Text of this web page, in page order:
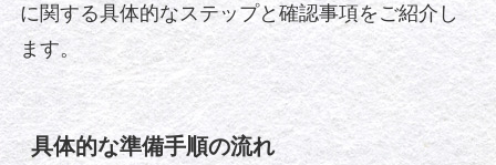
に関する具体的なステップと確認事項をご紹介し
ます。
具体的な準備手順の流れ